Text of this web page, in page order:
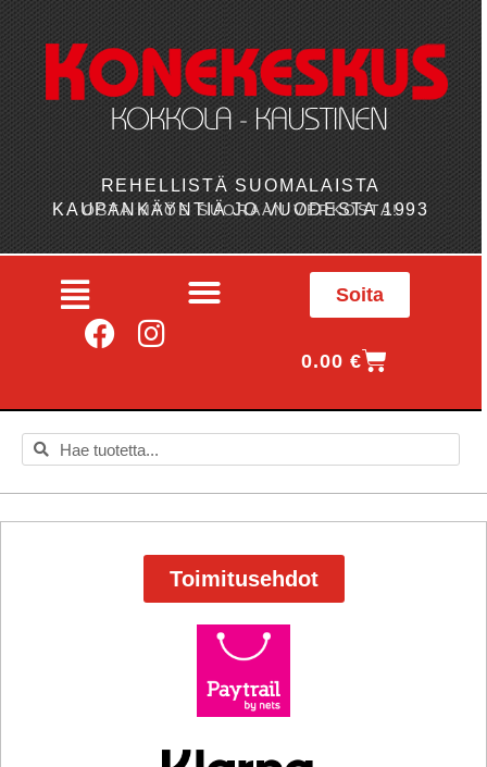
REHELLISTÄ SUOMALAISTA
KAUPANKÄYNTIÄ JO VUODESTA 1993
OSTA MYÖS SUORAAN VERKOSTA!
Soita
0.00€
Toimitusehdot